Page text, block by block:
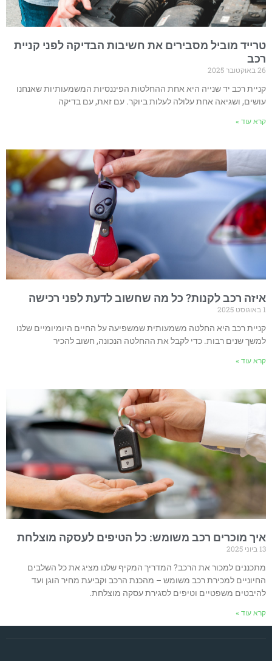
טרייד מוביל מסבירים את חשיבות הבדיקה לפני קניית
רכב
26 באוקטובר 2025
קניית רכב יד שנייה היא אחת ההחלטות הפיננסיות המשמעותיות שאנחנו
עושים, ושגיאה אחת עלולה לעלות ביוקר. עם זאת, עם בדיקה
קרא עוד »
איזה רכב לקנות? כל מה שחשוב לדעת לפני רכישה
1 באוגוסט 2025
קניית רכב היא החלטה משמעותית שמשפיעה על החיים היומיומיים שלנו
למשך שנים רבות. כדי לקבל את ההחלטה הנכונה, חשוב להכיר
קרא עוד »
איך מוכרים רכב משומש: כל הטיפים לעסקה מוצלחת
13 ביוני 2025
מתכננים למכור את הרכב? המדריך המקיף שלנו מציג את כל השלבים
החיוניים למכירת רכב משומש – מהכנת הרכב וקביעת מחיר הוגן ועד
להיבטים משפטיים וטיפים לסגירת עסקה מוצלחת.
קרא עוד »